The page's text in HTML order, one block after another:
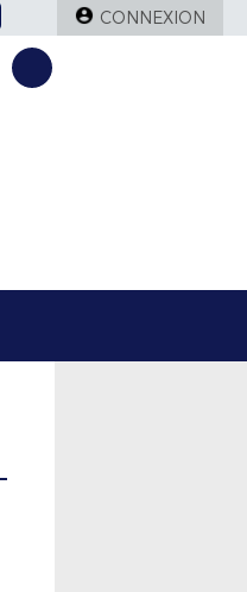
CONNEXION